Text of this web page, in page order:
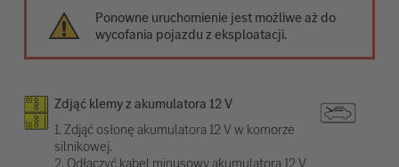
Ponowne uruchomienie jest możliwe aż do
wycofania pojazdu z eksploatacji.
Zdjąć klemy z akumulatora 12 V
1. Zdjąć osłonę akumulatora 12 V w komorze
silnikowej.
2. Odłączyć kabel minusowy akumulatora 12 V